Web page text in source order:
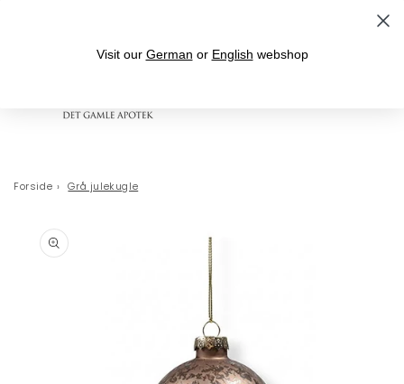
Forside › Grå julekugle
Visit our German or English webshop